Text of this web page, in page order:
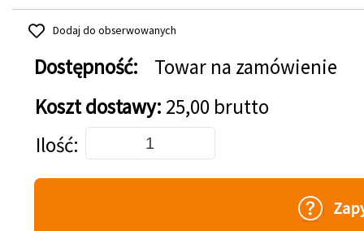
Dodaj do obserwowanych
Dostępność:
Towar na zamówienie
Koszt dostawy: 25,00 brutto
Dodaj do koszyka
Ilość